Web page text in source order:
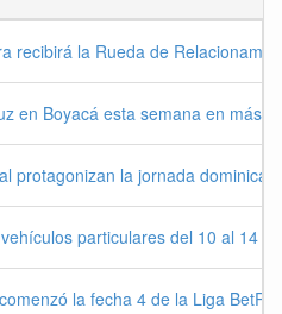
recibirá la Rueda de
en Boyacá esta semana en más
protagonizan la jornada dominical
particulares del 10 al 14
la fecha 4 de la Liga